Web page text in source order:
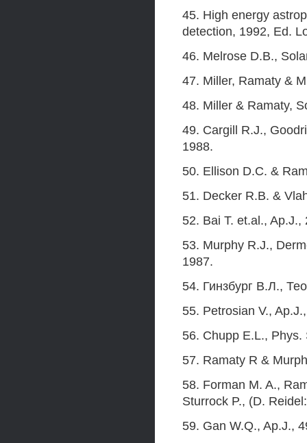
45. High energy
detection, 1992, Ed.
46. Melrose D.B.,
47. Miller, Ramaty &
48. Miller & Ramaty,
49. Cargill R.J.,
1988.
50. Ellison D.C. &
51. Decker R.B. &
52. Bai T. et.al., Ap.J.,
53. Murphy R.J.,
1987.
54. Гинзбург В.Л.,
55. Petrosian V.,
56. Chupp E.L.,
57. Ramaty R &
58. Forman M. A.,
Sturrock P., (D.
59. Gan W.Q., Ap.J.,